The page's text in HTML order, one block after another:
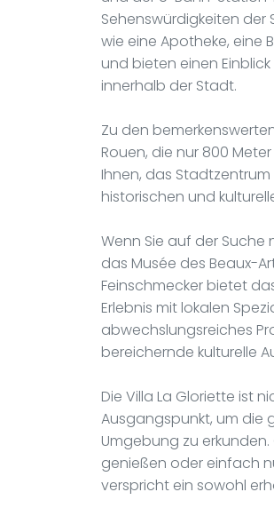
Sehenswürdigkeiten
wie eine Apotheke, eine
und bieten einen
innerhalb der Stadt.
Zu den
Rouen, die nur 800
Ihnen, das
historischen und
Wenn Sie auf der Suche
das Musée des Beaux-
Feinschmecker bietet
Erlebnis mit lokalen
abwechslungsreiches
bereichernde kulturelle
Die Villa La Gloriette ist
Ausgangspunkt, um die
Umgebung zu
genießen oder einfach
verspricht ein sowohl